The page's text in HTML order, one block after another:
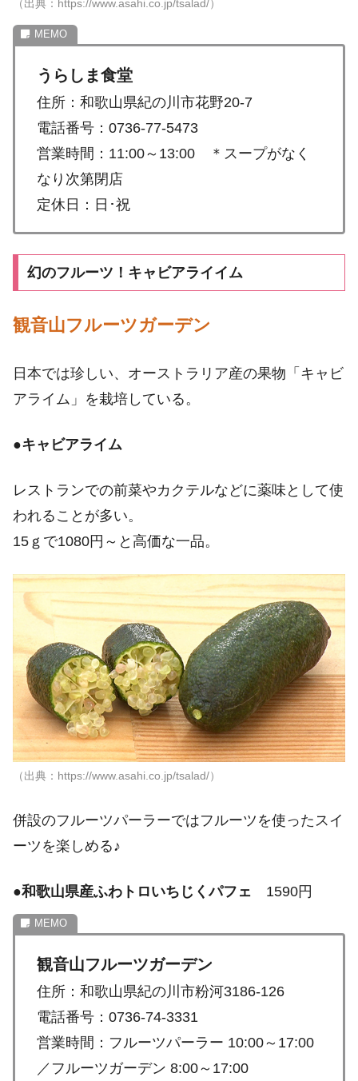
（出典：https://www.asahi.co.jp/tsalad/）
うらしま食堂
住所：和歌山県紀の川市花野20-7
電話番号：0736-77-5473
営業時間：11:00～13:00 ＊スープがなく
なり次第閉店
定休日：日･祝
幻のフルーツ！キャビアライイム
観音山フルーツガーデン
日本では珍しい、オーストラリア産の果物「キャビ
アライム」を栽培している。
●キャビアライム
レストランでの前菜やカクテルなどに薬味として使
われることが多い。
15ｇで1080円～と高価な一品。
（出典：https://www.asahi.co.jp/tsalad/）
併設のフルーツパーラーではフルーツを使ったスイ
ーツを楽しめる♪
●和歌山県産ふわトロいちじくパフェ 1590円
観音山フルーツガーデン
住所：和歌山県紀の川市粉河3186-126
電話番号：0736-74-3331
営業時間：フルーツパーラー 10:00～17:00
／フルーツガーデン 8:00～17:00